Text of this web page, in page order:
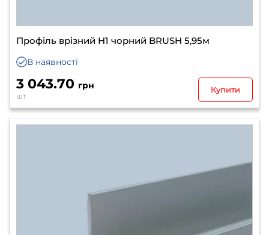
Профіль врізний H1 чорний BRUSH 5,95м
В наявності
3 043.70 грн
шт
Купити